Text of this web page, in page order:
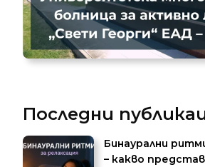
Последни
Бинаурални
– какво